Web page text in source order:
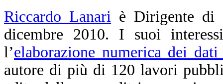
Riccardo Lanari è Dirigente di
dicembre 2010. I suoi
l’elaborazione numerica dei
autore di più di 120 lavori